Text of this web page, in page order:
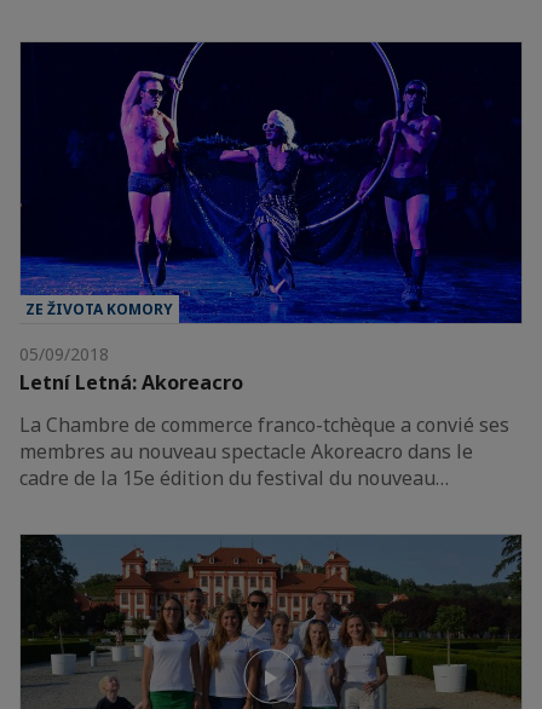
ZE ŽIVOTA KOMORY
05/09/2018
Letní Letná: Akoreacro
La Chambre de commerce franco-tchèque a convié ses
membres au nouveau spectacle Akoreacro dans le
cadre de la 15e édition du festival du nouveau…